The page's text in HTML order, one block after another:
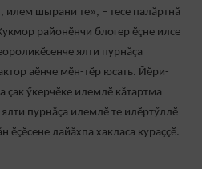
илем шырани те», – тесе палăртнă
районӗнчи блогер ӗçне илсе
ялти пурнăçа
аӗнче мӗн-тӗр юсать. Йӗри-
çак ӳкерчӗке илемлӗ кăтартма
пурнăçа илемлӗ те илӗртӳллӗ
ӗçӗсене лайăхпа хакласа кураççӗ.